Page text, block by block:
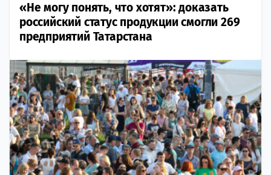
«Не могу понять, что хотят»: доказать
российский статус продукции смогли 269
предприятий Татарстана